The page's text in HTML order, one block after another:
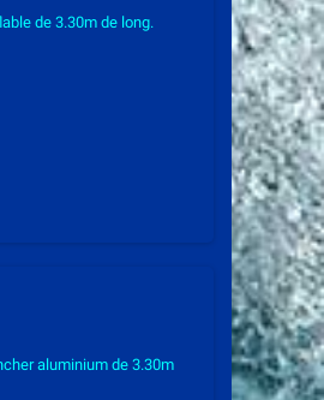
de 3.30m de long.
aluminium de 3.30m